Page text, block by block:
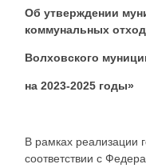
Об утверждении
коммунальных
Волховского
на 2023-2025 годы»
В рамках реализации
соответствии с